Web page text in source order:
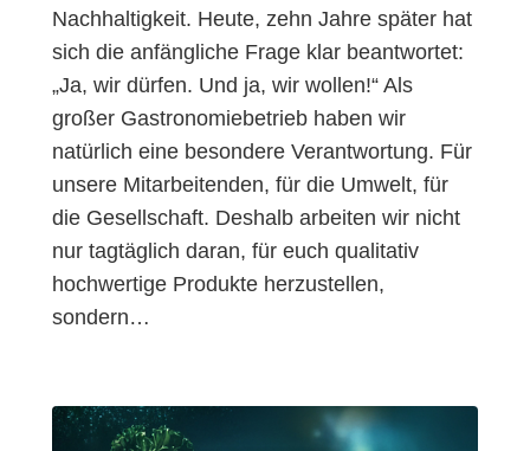
Nachhaltigkeit. Heute, zehn Jahre später hat
sich die anfängliche Frage klar beantwortet:
„Ja, wir dürfen. Und ja, wir wollen!“ Als
großer Gastronomiebetrieb haben wir
natürlich eine besondere Verantwortung. Für
unsere Mitarbeitenden, für die Umwelt, für
die Gesellschaft. Deshalb arbeiten wir nicht
nur tagtäglich daran, für euch qualitativ
hochwertige Produkte herzustellen,
sondern…